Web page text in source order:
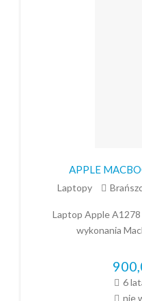
APPLE
Laptopy
Laptop Apple A1278
wykonania
6
nie